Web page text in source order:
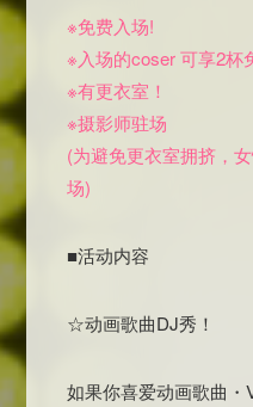
※免费入场!
※入场的coser 可享2杯
※有更衣室！
※摄影师驻场
(为避免更衣室拥挤，
场)
■活动内容
☆动画歌曲DJ秀！
如果你喜爱动画歌曲